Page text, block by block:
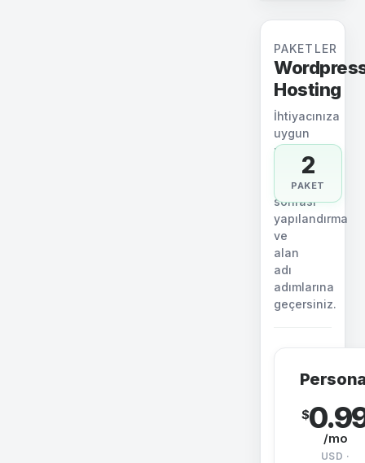
PAKETLER
Hosting
İhtiyacınıza
uygun
paketi
seçin.
Sipariş
sonrası
yapılandırma
ve
alan
adı
adımlarına
geçersiniz.
2
PAKET
$
/mo
USD ·